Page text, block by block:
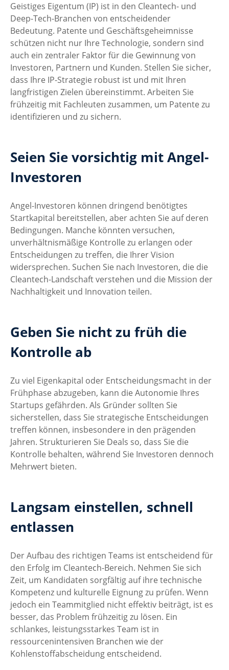
Geistiges Eigentum (IP) ist in den Cleantech- und
Deep-Tech-Branchen von entscheidender
Bedeutung. Patente und Geschäftsgeheimnisse
schützen nicht nur Ihre Technologie, sondern sind
auch ein zentraler Faktor für die Gewinnung von
Investoren, Partnern und Kunden. Stellen Sie sicher,
dass Ihre IP-Strategie robust ist und mit Ihren
langfristigen Zielen übereinstimmt. Arbeiten Sie
frühzeitig mit Fachleuten zusammen, um Patente zu
identifizieren und zu sichern.
Seien Sie vorsichtig mit Angel-
Investoren
Angel-Investoren können dringend benötigtes
Startkapital bereitstellen, aber achten Sie auf deren
Bedingungen. Manche könnten versuchen,
unverhältnismäßige Kontrolle zu erlangen oder
Entscheidungen zu treffen, die Ihrer Vision
widersprechen. Suchen Sie nach Investoren, die die
Cleantech-Landschaft verstehen und die Mission der
Nachhaltigkeit und Innovation teilen.
Geben Sie nicht zu früh die
Kontrolle ab
Zu viel Eigenkapital oder Entscheidungsmacht in der
Frühphase abzugeben, kann die Autonomie Ihres
Startups gefährden. Als Gründer sollten Sie
sicherstellen, dass Sie strategische Entscheidungen
treffen können, insbesondere in den prägenden
Jahren. Strukturieren Sie Deals so, dass Sie die
Kontrolle behalten, während Sie Investoren dennoch
Mehrwert bieten.
Langsam einstellen, schnell
entlassen
Der Aufbau des richtigen Teams ist entscheidend für
den Erfolg im Cleantech-Bereich. Nehmen Sie sich
Zeit, um Kandidaten sorgfältig auf ihre technische
Kompetenz und kulturelle Eignung zu prüfen. Wenn
jedoch ein Teammitglied nicht effektiv beiträgt, ist es
besser, das Problem frühzeitig zu lösen. Ein
schlankes, leistungsstarkes Team ist in
ressourcenintensiven Branchen wie der
Kohlenstoffabscheidung entscheidend.